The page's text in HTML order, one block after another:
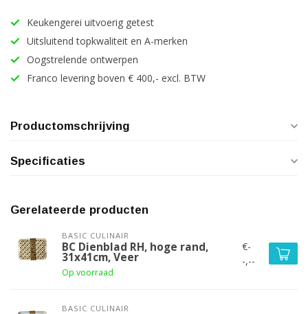
Keukengerei uitvoerig getest
Uitsluitend topkwaliteit en A-merken
Oogstrelende ontwerpen
Franco levering boven € 400,- excl. BTW
Productomschrijving
Specificaties
Gerelateerde producten
BASIC CULINAIR
BC Dienblad RH, hoge rand,
31x41cm, Veer
Op voorraad
€-
-,--
BASIC CULINAIR